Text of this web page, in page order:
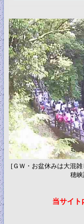
[ＧＷ・お盆休みは大混
穂
当サイト